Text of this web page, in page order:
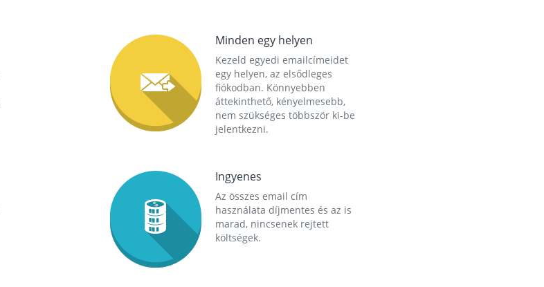
Minden egy helyen
Kezeld egyedi emailcímeidet
egy helyen, az elsődleges
fiókodban. Könnyebben
áttekinthető, kényelmesebb,
nem szükséges többször ki-be
jelentkezni.
Ingyenes
Az összes email cím
használata díjmentes és az is
marad, nincsenek rejtett
költségek.